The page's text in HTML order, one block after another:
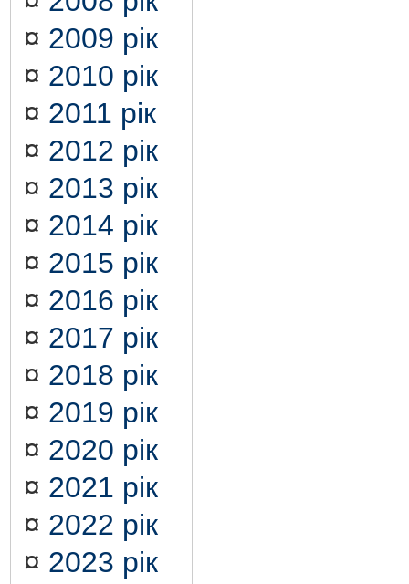
¤ 2009 рік
¤ 2010 рік
¤ 2011 рік
¤ 2012 рік
¤ 2013 рік
¤ 2014 рік
¤ 2015 рік
¤ 2016 рік
¤ 2017 рік
¤ 2018 рік
¤ 2019 рік
¤ 2020 рік
¤ 2021 рік
¤ 2022 рік
¤ 2023 рік